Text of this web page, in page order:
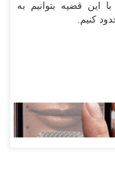
این قضیه بتوانیم به
کنیم.